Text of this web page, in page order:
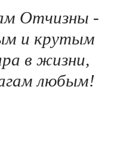
Отчизны -
и крутым
в жизни,
любым!